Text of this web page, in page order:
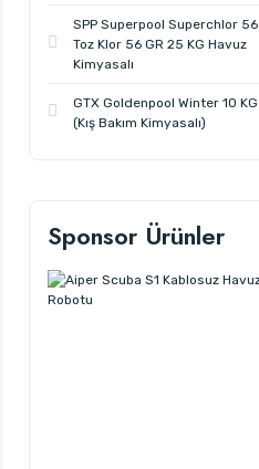
SPP Superpool Superchlor 56
Toz Klor 56 GR 25 KG Havuz
Kimyasalı
GTX Goldenpool Winter 10 KG
(Kış Bakım Kimyasalı)
Sponsor Ürünler